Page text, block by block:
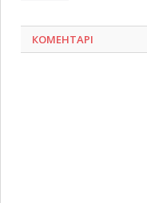
КОМЕНТАРІ